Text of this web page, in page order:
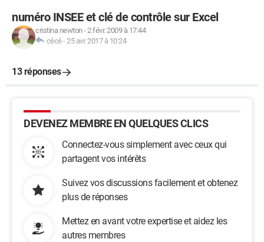
numéro INSEE et clé de contrôle sur Excel
cristina newton-2 févr. 2009 à 17:44
cécé-25 avr. 2017 à 10:24
13 réponses
DEVENEZ MEMBRE EN QUELQUES CLICS
Connectez-vous simplement avec ceux qui
partagent vos intérêts
Suivez vos discussions facilement et obtenez
plus de réponses
Mettez en avant votre expertise et aidez les
autres membres